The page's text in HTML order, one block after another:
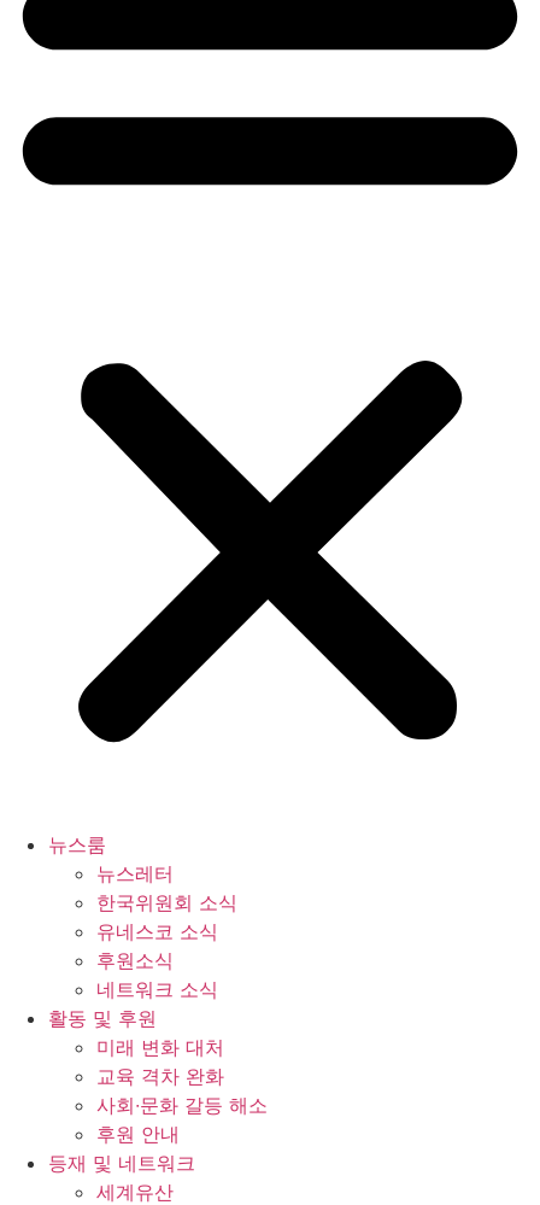
뉴스룸
뉴스레터
한국위원회 소식
유네스코 소식
후원소식
네트워크 소식
활동 및 후원
미래 변화 대처
교육 격차 완화
사회∙문화 갈등 해소
후원 안내
등재 및 네트워크
세계유산